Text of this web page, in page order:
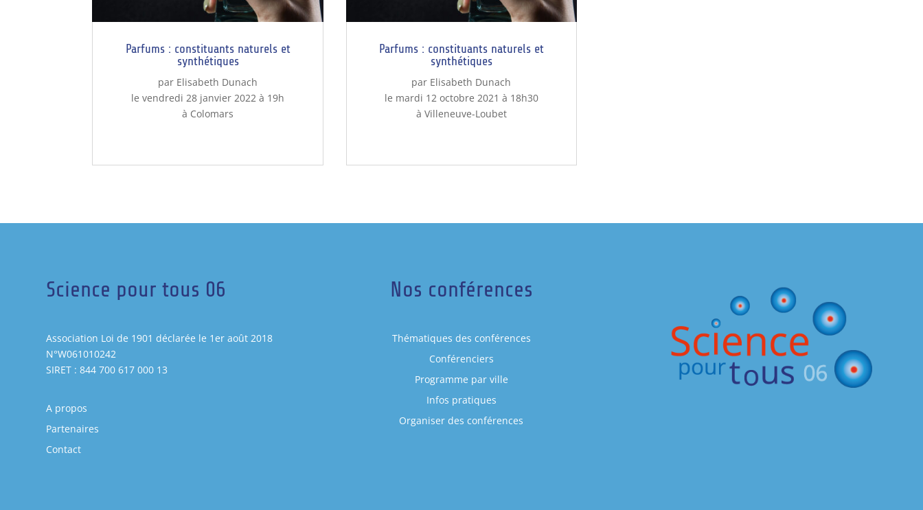
Parfums : constituants naturels et
synthétiques
par Elisabeth Dunach
le vendredi 28 janvier 2022 à 19h
à Colomars
Parfums : constituants naturels et
synthétiques
par Elisabeth Dunach
le mardi 12 octobre 2021 à 18h30
à Villeneuve-Loubet
Science pour tous 06
Association Loi de 1901 déclarée le 1er août 2018
N°W061010242
SIRET : 844 700 617 000 13
A propos
Partenaires
Contact
Nos conférences
Thématiques des conférences
Conférenciers
Programme par ville
Infos pratiques
Organiser des conférences